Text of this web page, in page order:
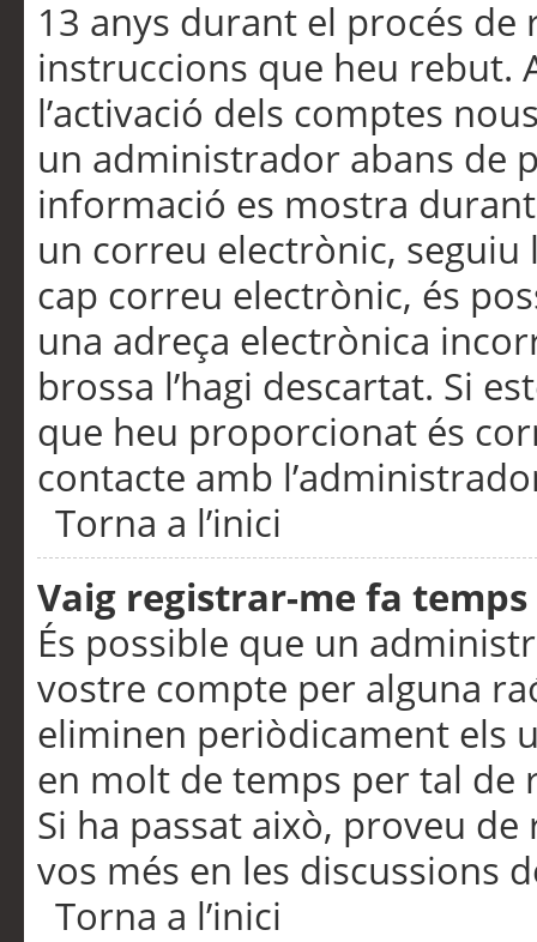
13 anys durant el procés de
instruccions que heu rebut.
l’activació dels comptes
un administrador abans de
informació es mostra
un correu electrònic,
cap correu electrònic, és
una adreça electrònica
brossa l’hagi descartat. Si
que heu proporcionat és
contacte amb
Torna a l’inici
Vaig registrar-me fa
És possible que un
vostre compte per alguna
eliminen periòdicament els
en molt de temps per tal de
Si ha passat això, proveu
vos més en les discussions
Torna a l’inici